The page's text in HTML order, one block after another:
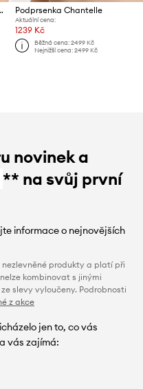
krajková Podprsenka Chantelle
Aktuální cena:
1239 Kč
Běžná cena:2499 Kč
Nejnižší cena:2499 Kč
novinek a
** na svůj první
informace o nejnovějších
produkty a platí při
kombinovat s jinými
slevy vyloučeny. Podrobnosti
z akce
jen to, co vás
vás zajímá: